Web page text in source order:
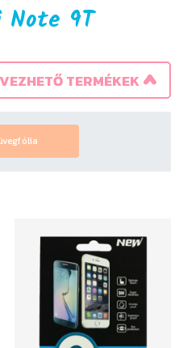
Note 9T
TERMÉKEK